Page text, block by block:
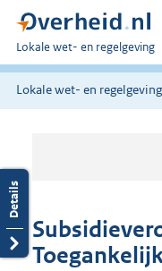
U
bent
hier:
Lokale wet- en regelgeving
Lokale wet- en regelgeving